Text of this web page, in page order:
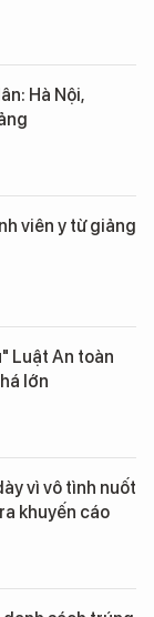
Hà Nội,
viên y từ giảng
Luật An toàn
lớn
vì vô tình nuốt
khuyến cáo